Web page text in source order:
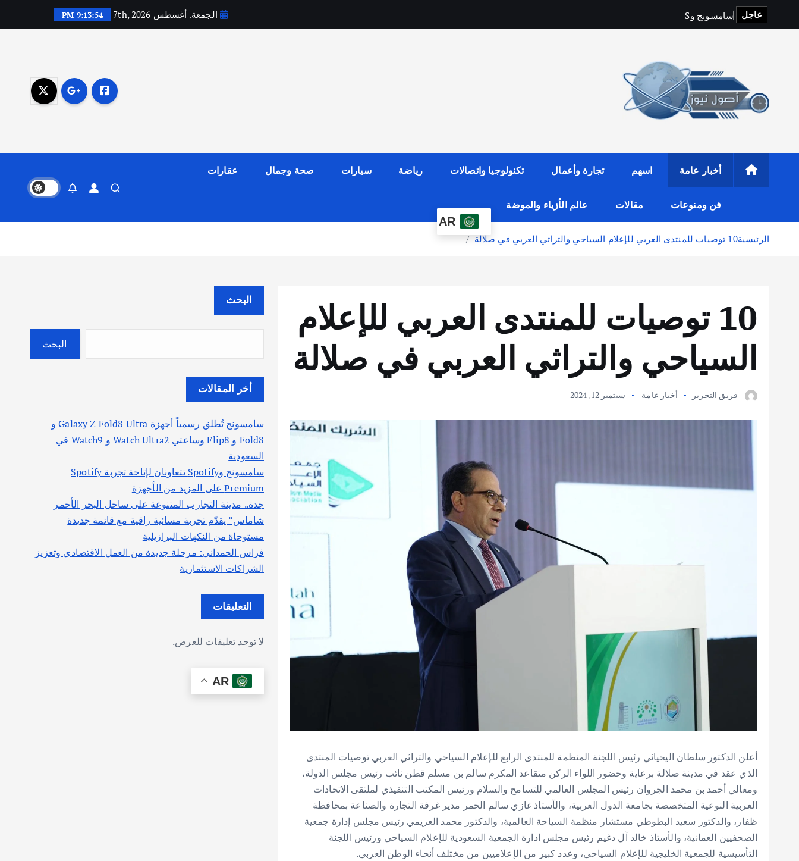
ى
عاجل سامسونج وy الجمعة. أغسطس 7th, 2026 9:13:55 PM
أخبار عامة اسهم تجارة وأعمال تكنولوجيا واتصالات رياضة سيارات صحة وجمال عقارات
فن ومنوعات مقالات
عالم الأزياء والموضة
AR
الرئيسية10 توصيات للمنتدى العربي للإعلام السياحي والتراثي العربي في صلالة
10 توصيات للمنتدى العربي للإعلام
السياحي والتراثي العربي في صلالة
فريق التحرير أخبار عامة سبتمبر 12, 2024
أعلن الدكتور سلطان اليحيائي رئيس اللجنة المنظمة للمنتدى الرابع للإعلام السياحي والتراثي العربي توصيات المنتدى
الذي عقد في مدينة صلالة برعاية وحضور اللواء الركن متقاعد المكرم سالم بن مسلم قطن نائب رئيس مجلس الدولة،
ومعالي أحمد بن محمد الجروان رئيس المجلس العالمي للتسامح والسلام ورئيس المكتب التنفيذي لملتقى الاتحادات
العربية النوعية المتخصصة بجامعة الدول العربية، والأستاذ غازي سالم الحمر مدير غرفة التجارة والصناعة بمحافظة
ظفار، والدكتور سعيد البطوطي مستشار منظمة السياحة العالمية، والدكتور محمد العريمي رئيس مجلس إدارة جمعية
الصحفيين العمانية، والأستاذ خالد آل دغيم رئيس مجلس ادارة الجمعية السعودية للإعلام السياحي ورئيس اللجنة
التأسيسية للجمعية الخليجية للإعلام السياحي، وعدد كبير من الإعلاميين من مختلف أنحاء الوطن العربي.
البحث
البحث
أخر المقالات
سامسونج تُطلق رسمياً أجهزة Galaxy Z Fold8 Ultra و
Fold8 و Flip8 وساعتي Watch Ultra2 و Watch9 في
السعودية
سامسونج وSpotify تتعاونان لإتاحة تجربة Spotify
Premium على المزيد من الأجهزة
جدة.. مدينة التجارب المتنوعة على ساحل البحر الأحمر
شاماس” يقدّم تجربة مسائية راقية مع قائمة جديدة
مستوحاة من النكهات البرازيلية
فراس الحمداني: مرحلة جديدة من العمل الاقتصادي وتعزيز
الشراكات الاستثمارية
التعليقات
لا توجد تعليقات للعرض.
AR